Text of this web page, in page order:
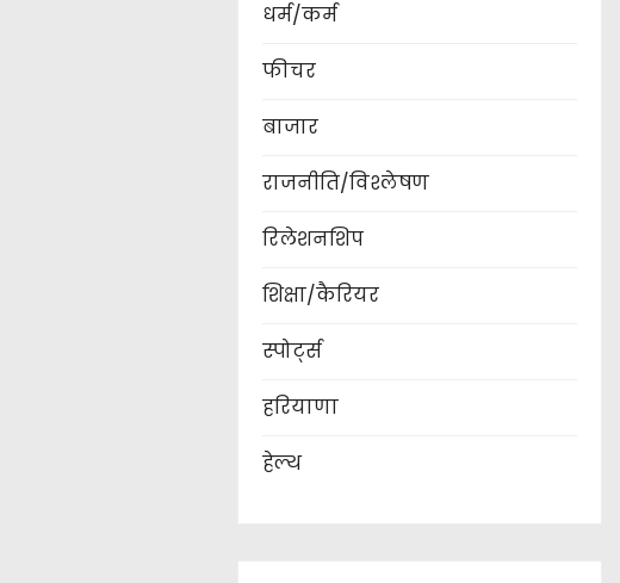
धर्म/कर्म
फीचर
बाजार
राजनीति/विश्लेषण
रिलेशनशिप
शिक्षा/कैरियर
स्पोर्ट्स
हरियाणा
हेल्थ